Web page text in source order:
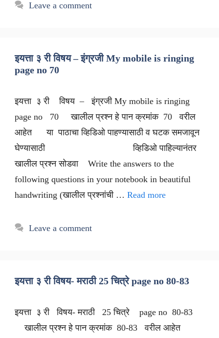
Leave a comment
इयत्ता ३ री विषय – इंग्रजी My mobile is ringing
page no 70
इयत्ता ३ री विषय – इंग्रजी My mobile is ringing
page no 70 खालील प्रश्न हे पान क्रमांक 70 वरील
आहेत या पाठाचा व्हिडिओ पाहण्यासाठी व घटक समजावून
घेण्यासाठी व्हिडिओ पाहिल्यानंतर
खालील प्रश्न सोडवा Write the answers to the
following questions in your notebook in beautiful
handwriting (खालील प्रश्नांची … Read more
Leave a comment
इयत्ता ३ री विषय- मराठी 25 चित्रे page no 80-83
इयत्ता ३ री विषय- मराठी 25 चित्रे page no 80-83
खालील प्रश्न हे पान क्रमांक 80-83 वरील आहेत